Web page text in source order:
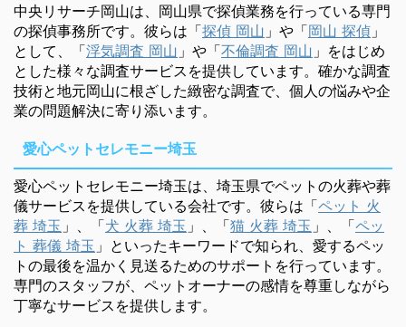
中央リサーチ岡山は、岡山県で探偵業務を行っている専門
の探偵事務所です。彼らは「探偵 岡山 」や「岡山 探偵 」
として、「浮気調査 岡山 」や「不倫調査 岡山 」をはじめ
とした様々な調査サービスを提供しています。確かな調査
技術と地元岡山に根ざした緻密な調査で、個人の悩みや企
業の問題解決に寄り添います。
愛心ペットセレモニー埼玉
愛心ペットセレモニー埼玉は、埼玉県でペットの火葬や葬
儀サービスを提供している会社です。彼らは「ペット 火
葬 埼玉 」、「犬 火葬 埼玉 」、「猫 火葬 埼玉 」、「ペッ
ト 葬儀 埼玉 」といったキーワードで知られ、愛するペッ
トの最後を温かく見送るためのサポートを行っています。
専門のスタッフが、ペットオーナーの感情を尊重しながら
丁寧なサービスを提供します。